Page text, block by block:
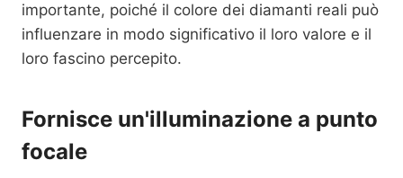
importante, poiché il colore dei diamanti reali può
influenzare in modo significativo il loro valore e il
loro fascino percepito.
Fornisce un'illuminazione a punto
focale